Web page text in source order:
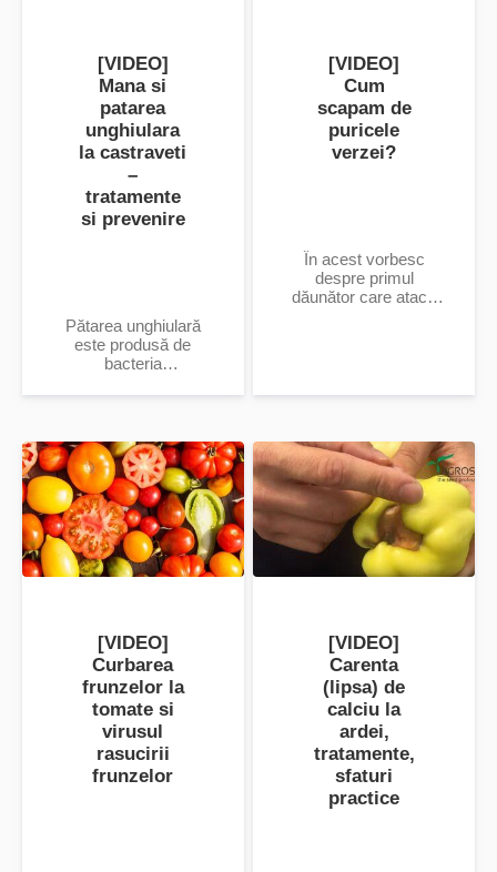
[VIDEO]
Mana si
patarea
unghiulara
la castraveti
–
tratamente
si prevenire
Pătarea unghiulară
este produsă de
bacteria
organele aeriene ale
plantelor...
[VIDEO]
Cum
scapam de
puricele
verzei?
În acest vorbesc
despre primul
dăunător care atacă
[VIDEO]
Curbarea
frunzelor la
tomate si
virusul
rasucirii
frunzelor
[VIDEO]
Carenta
(lipsa) de
calciu la
ardei,
tratamente,
sfaturi
practice